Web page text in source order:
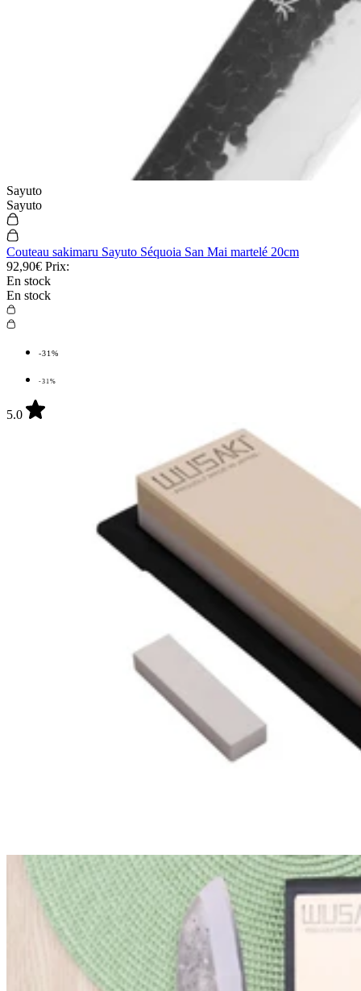
Sayuto
Sayuto
Couteau sakimaru Sayuto Séquoia San Mai martelé 20cm
92,90€ Prix:
En stock
En stock
-31%
-31%
5.0